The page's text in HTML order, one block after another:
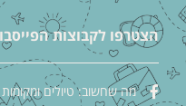
הצטרפו לקבוצות
מה שחשוב: טיולים